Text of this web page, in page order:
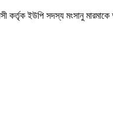
ইউপি সদস্য মংসানু মারমাকে